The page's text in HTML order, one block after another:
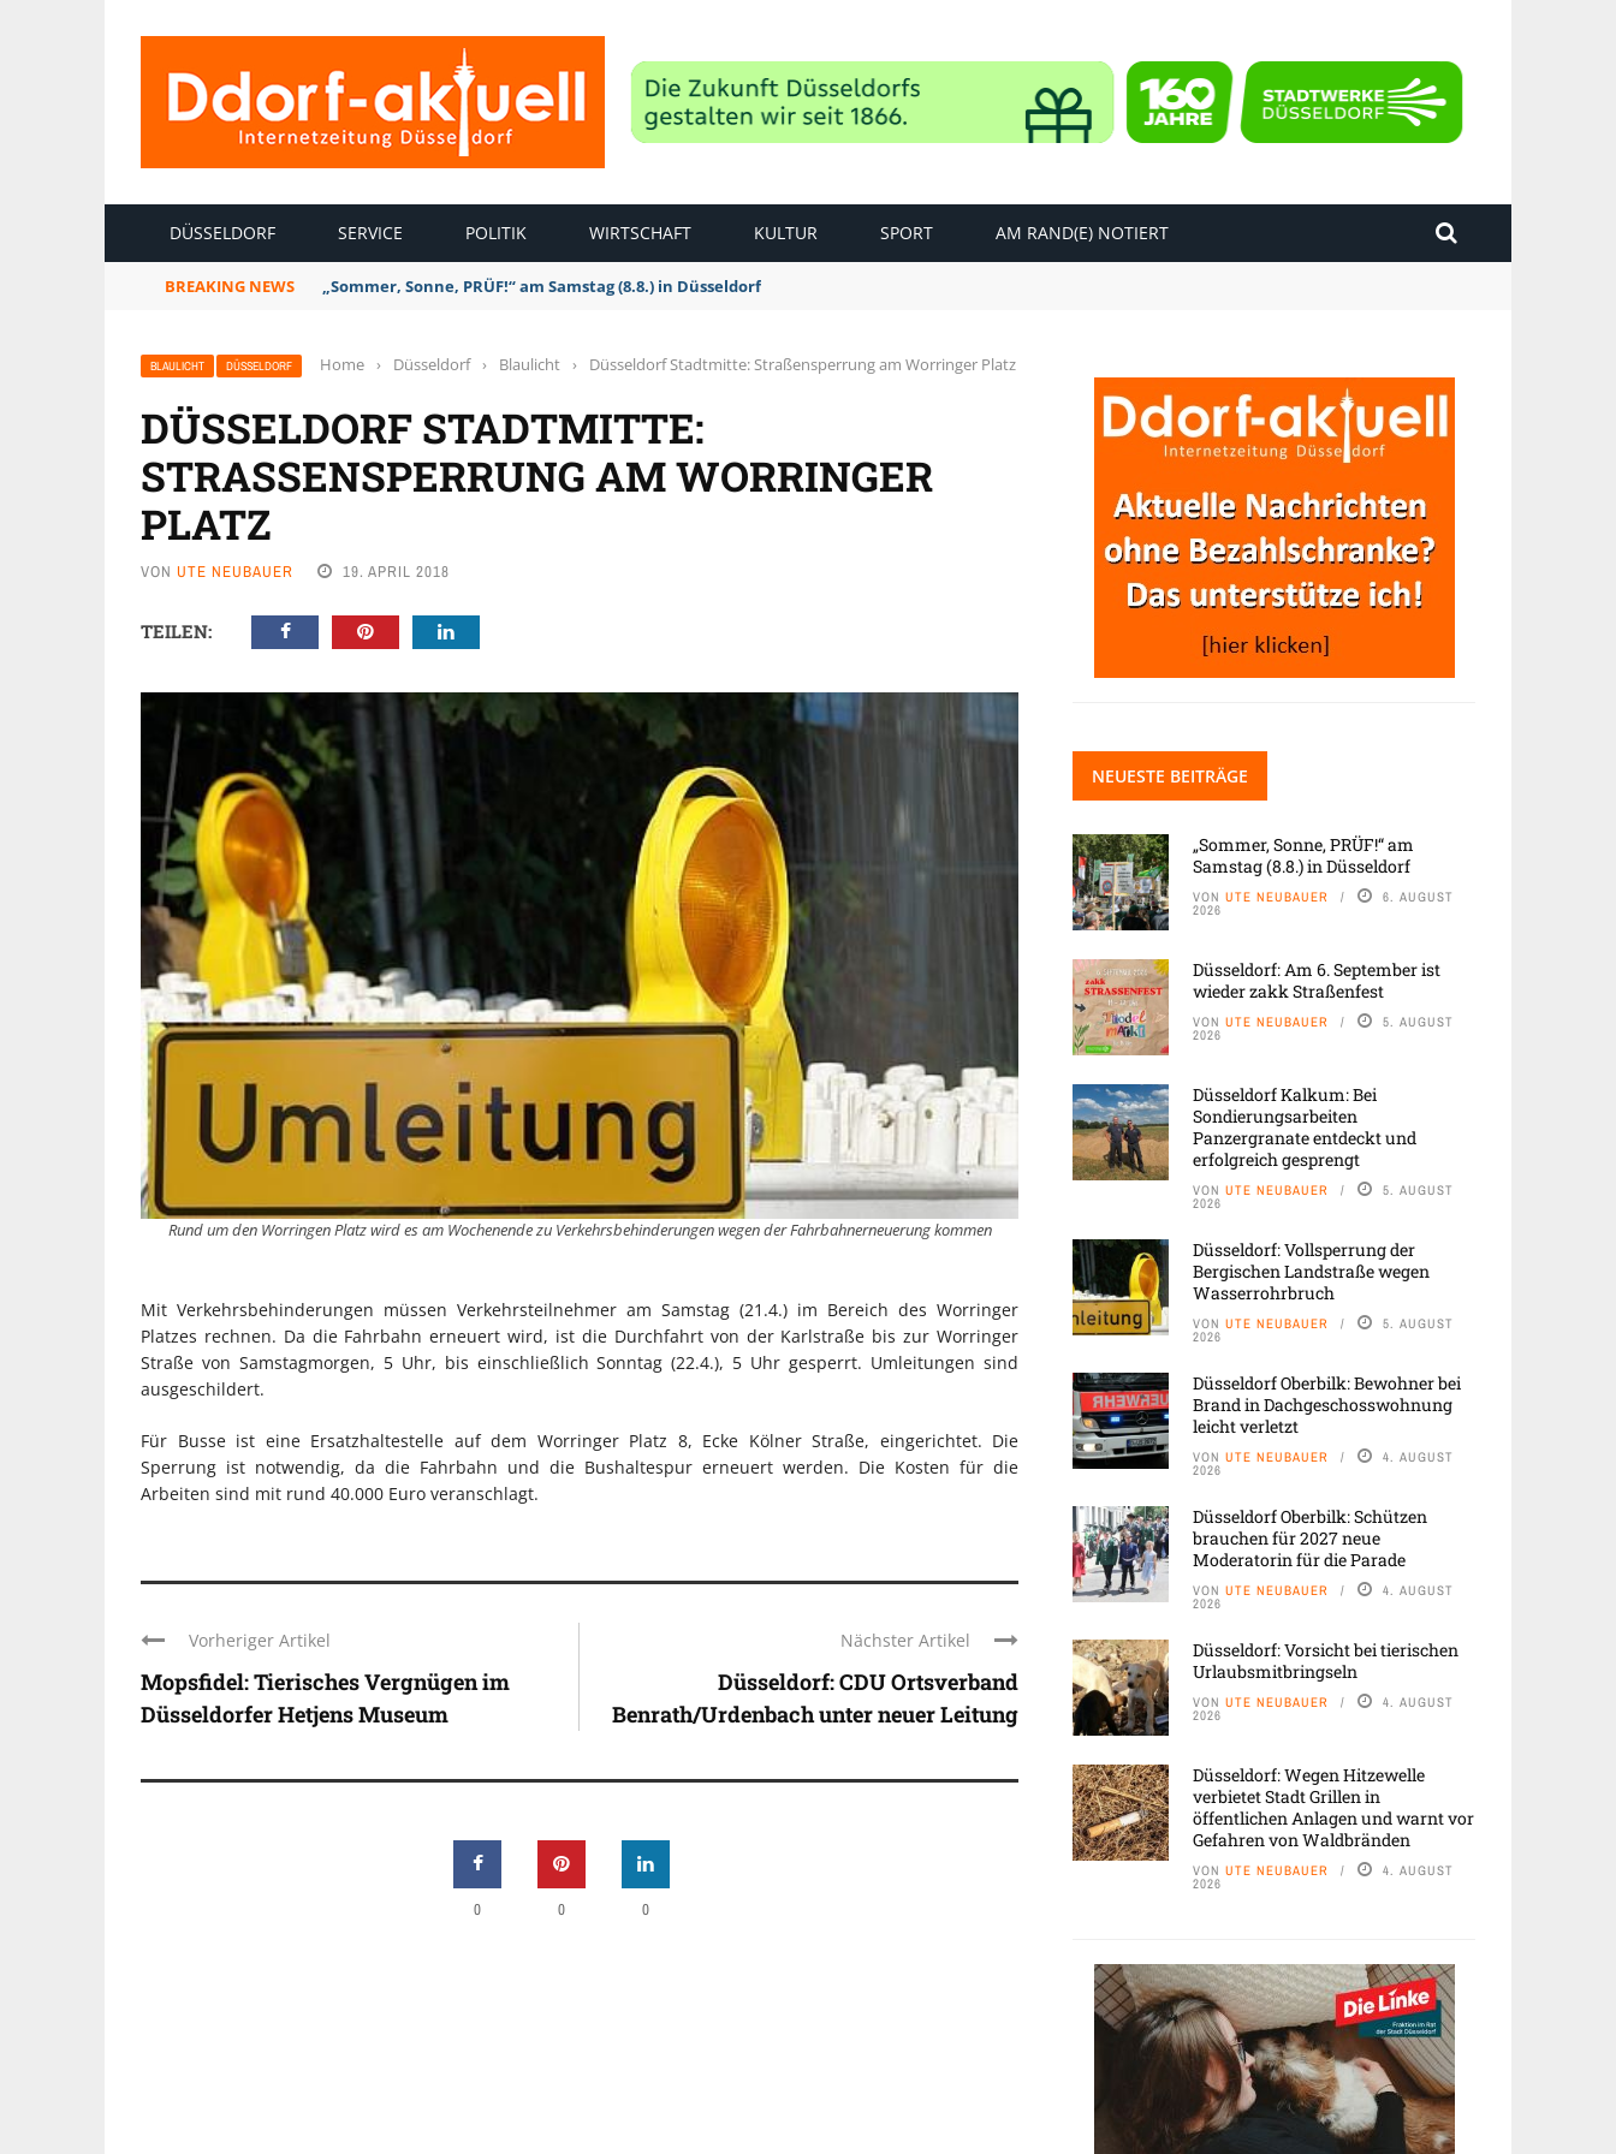
DÜSSELDORF SERVICE POLITIK WIRTSCHAFT KULTUR SPORT AM RAND(E) NOTIERT
BREAKING NEWS „Sommer, Sonne, PRÜF!“ am Samstag (8.8.) in Düsseldorf
BLAULICHT DÜSSELDORF Home › Düsseldorf › Blaulicht › Düsseldorf Stadtmitte: Straßensperrung am Worringer Platz
DÜSSELDORF STADTMITTE:
STRASSENSPERRUNG AM WORRINGER P
LATZ
VON UTE NEUBAUER 19. APRIL 2018
TEILEN:
Rund um den Worringen Platz wird es am Wochenende zu Verkehrsbehinderungen wegen der Fahrbahnerneuerung kommen
Mit Verkehrsbehinderungen müssen Verkehrsteilnehmer am Samstag (21.4.) im Bereich des Worringer
Platzes rechnen. Da die Fahrbahn erneuert wird, ist die Durchfahrt von der Karlstraße bis zur Worringer
Straße von Samstagmorgen, 5 Uhr, bis einschließlich Sonntag (22.4.), 5 Uhr gesperrt. Umleitungen sind
ausgeschildert.
Für Busse ist eine Ersatzhaltestelle auf dem Worringer Platz 8, Ecke Kölner Straße, eingerichtet. Die
Sperrung ist notwendig, da die Fahrbahn und die Bushaltespur erneuert werden. Die Kosten für die
Arbeiten sind mit rund 40.000 Euro veranschlagt.
Vorheriger Artikel
Mopsfidel: Tierisches Vergnügen im
Düsseldorfer Hetjens Museum
Nächster Artikel
Düsseldorf: CDU Ortsverband
Benrath/Urdenbach unter neuer Leitung
0 0 0
NEUESTE BEITRÄGE
„Sommer, Sonne, PRÜF!“ am
Samstag (8.8.) in Düsseldorf
VON UTE NEUBAUER 6. AUGUST
2026
Düsseldorf: Am 6. September ist
wieder zakk Straßenfest
VON UTE NEUBAUER 5. AUGUST
2026
Düsseldorf Kalkum: Bei
Sondierungsarbeiten
Panzergranate entdeckt und
erfolgreich gesprengt
VON UTE NEUBAUER 5. AUGUST
2026
Düsseldorf: Vollsperrung der
Bergischen Landstraße wegen
Wasserrohrbruch
VON UTE NEUBAUER 5. AUGUST
2026
Düsseldorf Oberbilk: Bewohner bei
Brand in Dachgeschosswohnung
leicht verletzt
VON UTE NEUBAUER 4. AUGUST
2026
Düsseldorf Oberbilk: Schützen
brauchen für 2027 neue
Moderatorin für die Parade
VON UTE NEUBAUER 4. AUGUST
2026
Düsseldorf: Vorsicht bei tierischen
Urlaubsmitbringseln
VON UTE NEUBAUER 4. AUGUST
2026
Düsseldorf: Wegen Hitzewelle
verbietet Stadt Grillen in
öffentlichen Anlagen und warnt vor
Gefahren von Waldbränden
VON UTE NEUBAUER 4. AUGUST
2026